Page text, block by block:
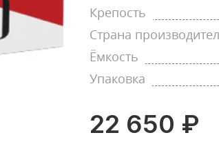
Крепость
Страна
Ёмкость
Упаковка
22 650 ₽